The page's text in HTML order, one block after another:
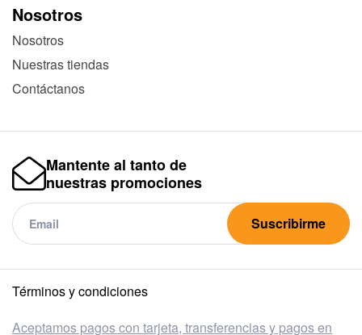
Nosotros
Nosotros
Nuestras tiendas
Contáctanos
Mantente al tanto de
nuestras promociones
Suscribirme
Términos y condiciones
Aceptamos pagos con tarjeta, transferencias y pagos en